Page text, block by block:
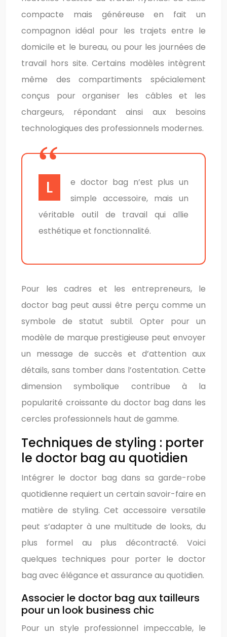
compacte mais généreuse en fait un
compagnon idéal pour les trajets entre le
domicile et le bureau, ou pour les journées de
travail hors site. Certains modèles intègrent
même des compartiments spécialement
conçus pour organiser les câbles et les
chargeurs, répondant ainsi aux besoins
technologiques des professionnels modernes.
Le doctor bag n’est plus un
simple accessoire, mais un
véritable outil de travail qui allie
esthétique et fonctionnalité.
Pour les cadres et les entrepreneurs, le
doctor bag peut aussi être perçu comme un
symbole de statut subtil. Opter pour un
modèle de marque prestigieuse peut envoyer
un message de succès et d’attention aux
détails, sans tomber dans l’ostentation. Cette
dimension symbolique contribue à la
popularité croissante du doctor bag dans les
cercles professionnels haut de gamme.
Techniques de styling : porter
le doctor bag au quotidien
Intégrer le doctor bag dans sa garde-robe
quotidienne requiert un certain savoir-faire en
matière de styling. Cet accessoire versatile
peut s’adapter à une multitude de looks, du
plus formel au plus décontracté. Voici
quelques techniques pour porter le doctor
bag avec élégance et assurance au quotidien.
Associer le doctor bag aux tailleurs
pour un look business chic
Pour un style professionnel impeccable, le